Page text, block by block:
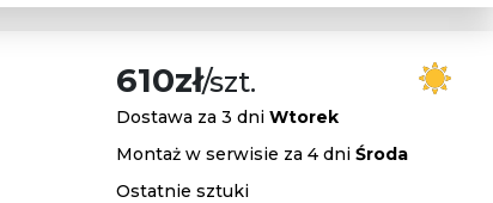
610zł/szt.
Dostawa za 3 dni Wtorek
Montaż w serwisie za 4 dni Środa
Ostatnie sztuki